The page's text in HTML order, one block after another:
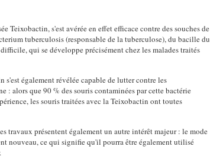
Teixobactin, s'est avérée en effet efficace contre des souches de
tuberculosis (responsable de la tuberculose), du bacille du
qui se développe précisément chez les malades traités
également révélée capable de lutter contre les
: alors que 90 % des souris contaminées par cette bactérie
les souris traitées avec la Teixobactin ont toutes
travaux présentent également un autre intérêt majeur : le mode
nouveau, ce qui signifie qu'il pourra être également utilisé